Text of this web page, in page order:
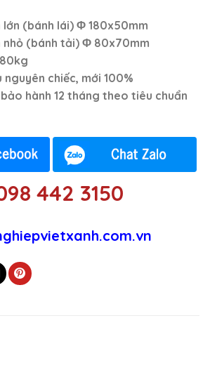
lớn (bánh lái) Φ 180x50mm
nhỏ (bánh tải) Φ 80x70mm
nguyên chiếc, mới 100%
hành 12 tháng theo tiêu chuẩn
442 3150